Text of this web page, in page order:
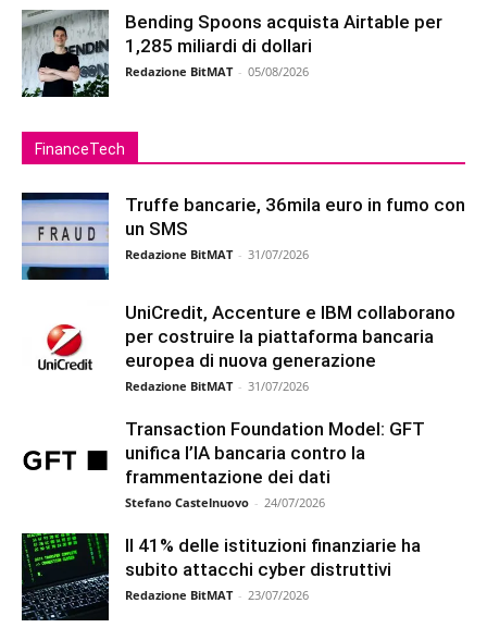
Bending Spoons acquista Airtable per
1,285 miliardi di dollari
Redazione BitMAT - 05/08/2026
FinanceTech
Truffe bancarie, 36mila euro in fumo con
un SMS
Redazione BitMAT - 31/07/2026
UniCredit, Accenture e IBM collaborano
per costruire la piattaforma bancaria
europea di nuova generazione
Redazione BitMAT - 31/07/2026
Transaction Foundation Model: GFT
unifica l’IA bancaria contro la
frammentazione dei dati
Stefano Castelnuovo - 24/07/2026
Il 41% delle istituzioni finanziarie ha
subito attacchi cyber distruttivi
Redazione BitMAT - 23/07/2026